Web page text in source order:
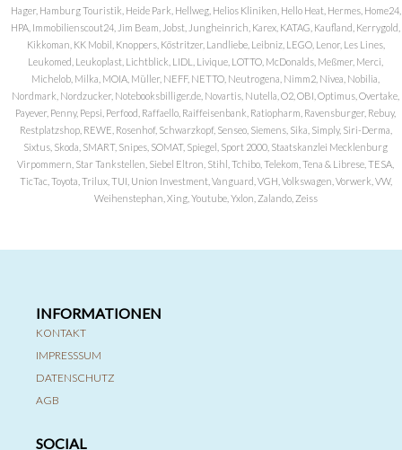
Hager, Hamburg Touristik, Heide Park, Hellweg, Helios Kliniken, Hello Heat, Hermes, Home24,
HPA, Immobilienscout24, Jim Beam, Jobst, Jungheinrich, Karex, KATAG, Kaufland, Kerrygold,
Kikkoman, KK Mobil, Knoppers, Köstritzer, Landliebe, Leibniz, LEGO, Lenor, Les Lines,
Leukomed, Leukoplast, Lichtblick, LIDL, Livique, LOTTO, McDonalds, Meßmer, Merci,
Michelob, Milka, MOIA, Müller, NEFF, NETTO, Neutrogena, Nimm2, Nivea, Nobilia,
Nordmark, Nordzucker, Notebooksbilliger.de, Novartis, Nutella, O2, OBI, Optimus, Overtake,
Payever, Penny, Pepsi, Perfood, Raffaello, Raiffeisenbank, Ratiopharm, Ravensburger, Rebuy,
Restplatzshop, REWE, Rosenhof, Schwarzkopf, Senseo, Siemens, Sika, Simply, Siri-Derma,
Sixtus, Skoda, SMART, Snipes, SOMAT, Spiegel, Sport 2000, Staatskanzlei Mecklenburg
Virpommern, Star Tankstellen, Siebel Eltron, Stihl, Tchibo, Telekom, Tena & Librese, TESA,
TicTac, Toyota, Trilux, TUI, Union Investment, Vanguard, VGH, Volkswagen, Vorwerk, VW,
Weihenstephan, Xing, Youtube, Yxlon, Zalando, Zeiss
INFORMATIONEN
KONTAKT
IMPRESSSUM
DATENSCHUTZ
AGB
SOCIAL